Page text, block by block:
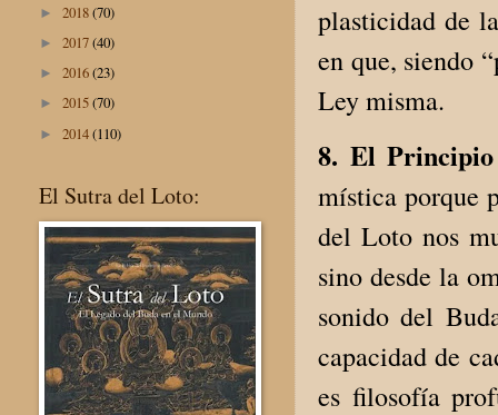
plasticidad de
en que, siendo
Ley misma.
8. El
mística porque
del Loto nos
sino desde la
sonido del
capacidad de
es filosofía
► 2018(70)
► 2017(40)
► 2016(23)
► 2015(70)
► 2014(110)
El Sutra del Loto: